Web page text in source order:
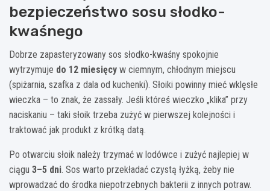
bezpieczeństwo sosu słodko-
kwaśnego
Dobrze zapasteryzowany sos słodko-kwaśny spokojnie
wytrzymuje do 12 miesięcy w ciemnym, chłodnym miejscu
(spiżarnia, szafka z dala od kuchenki). Słoiki powinny mieć wklęsłe
wieczka – to znak, że zassały. Jeśli któreś wieczko „klika” przy
naciskaniu – taki słoik trzeba zużyć w pierwszej kolejności i
traktować jak produkt z krótką datą.
Po otwarciu słoik należy trzymać w lodówce i zużyć najlepiej w
ciągu 3–5 dni. Sos warto przekładać czystą łyżką, żeby nie
wprowadzać do środka niepotrzebnych bakterii z innych potraw.